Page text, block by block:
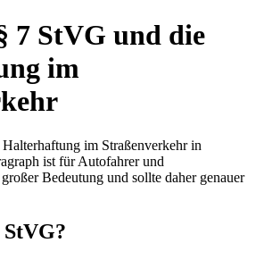
7 StVG und die
im
im Straßenverkehr in
ist für Autofahrer und
Bedeutung und sollte daher genauer
StVG?